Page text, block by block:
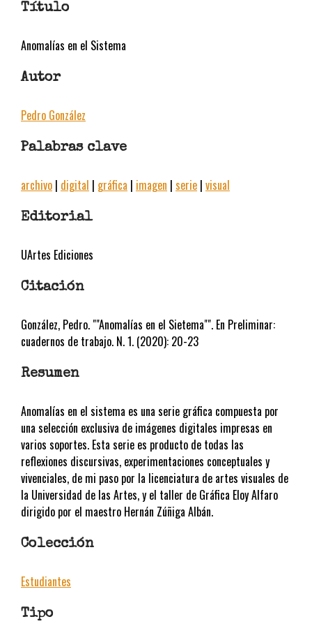
Título
Anomalías en el Sistema
Autor
Pedro González
Palabras clave
archivo | digital | gráfica | imagen | serie | visual
Editorial
UArtes Ediciones
Citación
González, Pedro. ""Anomalías en el Sietema"". En Preliminar:
cuadernos de trabajo. N. 1. (2020): 20-23
Resumen
Anomalías en el sistema es una serie gráfica compuesta por
una selección exclusiva de imágenes digitales impresas en
varios soportes. Esta serie es producto de todas las
reflexiones discursivas, experimentaciones conceptuales y
vivenciales, de mi paso por la licenciatura de artes visuales de
la Universidad de las Artes, y el taller de Gráfica Eloy Alfaro
dirigido por el maestro Hernán Zúñiga Albán.
Colección
Estudiantes
Tipo